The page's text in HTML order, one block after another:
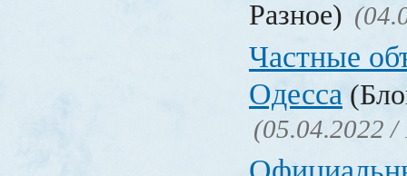
Разное)
Частные
Одесса
(05.04.2022 /